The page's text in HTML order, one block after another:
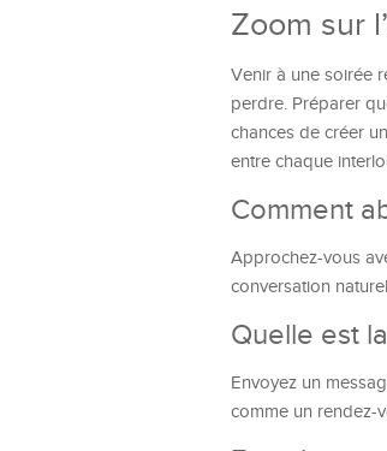
Zoom sur
Venir à une soirée
perdre. Préparer
chances de créer
entre chaque
Comment
Approchez-vous
conversation
Quelle est
Envoyez un
comme un rendez-